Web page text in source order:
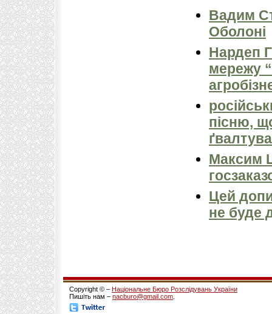
Вадим
Оболоні
Нардеп
мережу
пісню,
Максим
Цей
не буде
Copyright © – Національне Бюро Розслідувань України
Пишіть нам – nacburo@gmail.com